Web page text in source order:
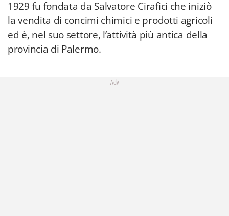
1929 fu fondata da Salvatore Cirafici che iniziò
la vendita di concimi chimici e prodotti agricoli
ed è, nel suo settore, l’attività più antica della
provincia di Palermo.
Adv